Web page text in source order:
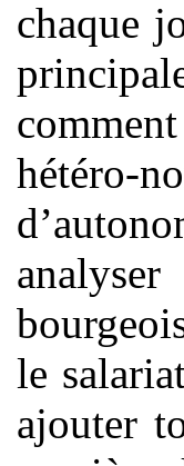
chaque
hétéro-
le
ajouter